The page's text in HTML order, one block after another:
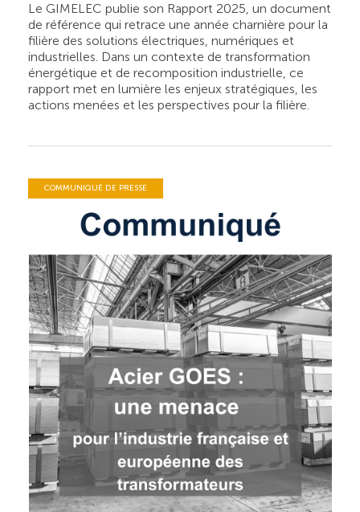
Le GIMELEC publie son Rapport 2025, un document
de référence qui retrace une année charnière pour la
filière des solutions électriques, numériques et
industrielles. Dans un contexte de transformation
énergétique et de recomposition industrielle, ce
rapport met en lumière les enjeux stratégiques, les
actions menées et les perspectives pour la filière.
COMMUNIQUÉ DE PRESSE